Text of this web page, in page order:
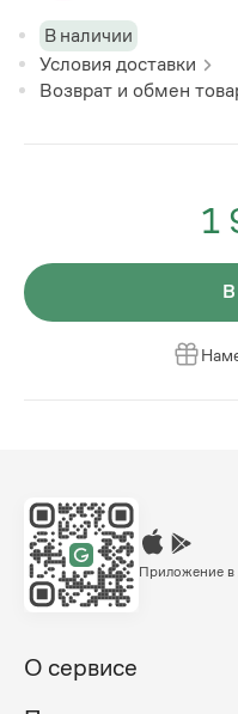
В наличии
Условия доставки
Возврат и обмен
1
В
Приложение в
О сервисе